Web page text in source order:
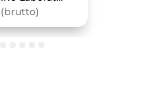
(brutto)